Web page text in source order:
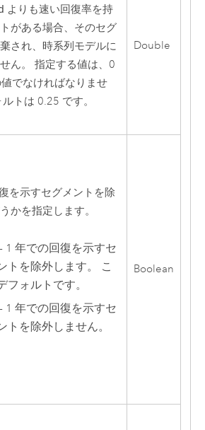
よりも速い回復率を持
がある場合、そのセグ
され、時系列モデルに
ん。 指定する値は、0
でなければなりませ
トは 0.25 です。
Double
を示すセグメントを除
かを指定します。
1 年での回復を示すセ
トを除外します。 こ
フォルトです。
1 年での回復を示すセ
トを除外しません。
Boolean